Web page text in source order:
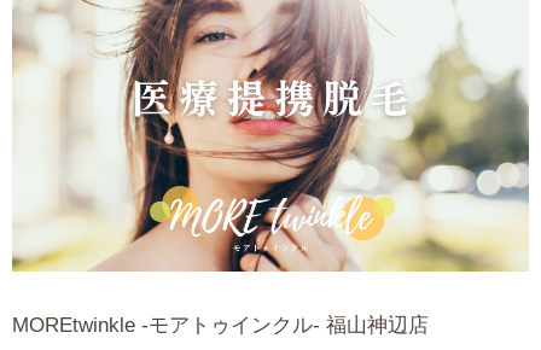
MOREtwinkle -モアトゥインクル- 福山神辺店